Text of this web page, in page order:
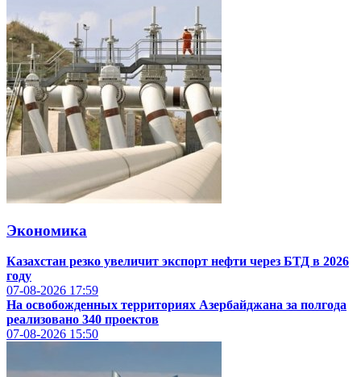
Экономика
Казахстан резко увеличит экспорт нефти через БТД в 2026
году
07-08-2026 17:59
На освобожденных территориях Азербайджана за полгода
реализовано 340 проектов
07-08-2026 15:50